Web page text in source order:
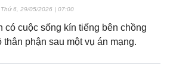
Thứ 6, 29/05/2026 | 07:00
có cuộc sống kín tiếng bên chồng
phận sau một vụ án mạng.